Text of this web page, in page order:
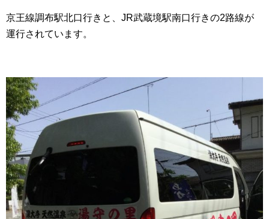
京王線調布駅北口行きと、JR武蔵境駅南口行きの2路線が
運行されています。